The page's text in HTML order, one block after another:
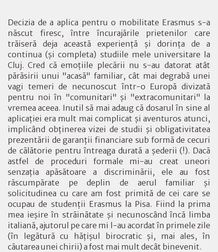
Decizia de a aplica pentru o mobilitate Erasmus s-a
născut firesc, între încurajările prietenilor care
trăiseră deja această experienţă şi dorinţa de a
continua (şi completa) studiile mele universitare la
Cluj. Cred că emoţiile plecării nu s-au datorat atât
părăsirii unui "acasă" familiar, cât mai degrabă unei
vagi temeri de necunoscut într-o Europă divizată
pentru noi în "comunitari" şi "extracomunitari" la
vremea aceea. Inutil să mai adaug că dosarul în sine al
aplicaţiei era mult mai complicat şi aventuros atunci,
implicând obţinerea vizei de studii şi obligativitatea
prezentării de garanţii financiare sub formă de cecuri
de călătorie pentru întreaga durată a şederii (!). Dacă
astfel de proceduri formale mi-au creat uneori
senzaţia apăsătoare a discriminării, ele au fost
răscumpărate pe deplin de aerul familiar şi
solicitudinea cu care am fost primită de cei care se
ocupau de studenţii Erasmus la Pisa. Fiind la prima
mea ieşire în străinătate şi necunoscând încă limba
italiană, ajutorul pe care mi l-au acordat în primele zile
(în legătură cu hăţişul birocratic şi, mai ales, în
căutarea unei chirii) a fost mai mult decât binevenit.